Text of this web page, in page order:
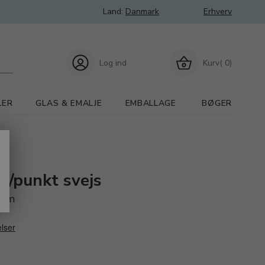
Land: Danmark Erhverv
Kurv( 0)
Log ind
GLAS & EMALJE EMBALLAGE BØGER
punkt svejs